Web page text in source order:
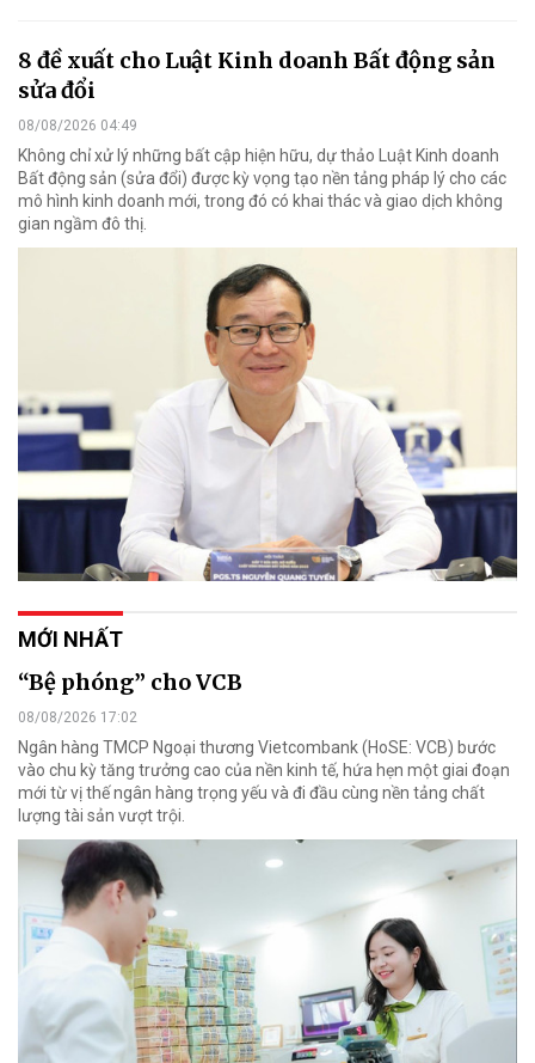
8 đề xuất cho Luật Kinh doanh Bất động sản
sửa đổi
08/08/2026 04:49
Không chỉ xử lý những bất cập hiện hữu, dự thảo Luật Kinh doanh
Bất động sản (sửa đổi) được kỳ vọng tạo nền tảng pháp lý cho các
mô hình kinh doanh mới, trong đó có khai thác và giao dịch không
gian ngầm đô thị.
MỚI NHẤT
“Bệ phóng” cho VCB
08/08/2026 17:02
Ngân hàng TMCP Ngoại thương Vietcombank (HoSE: VCB) bước
vào chu kỳ tăng trưởng cao của nền kinh tế, hứa hẹn một giai đoạn
mới từ vị thế ngân hàng trọng yếu và đi đầu cùng nền tảng chất
lượng tài sản vượt trội.